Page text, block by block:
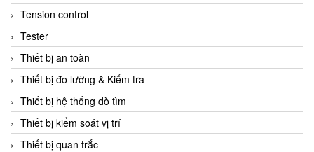
Tension control
Tester
Thiết bị an toàn
Thiết bị đo lường & Kiểm tra
Thiết bị hệ thống dò tìm
Thiết bị kiểm soát vị trí
Thiết bị quan trắc